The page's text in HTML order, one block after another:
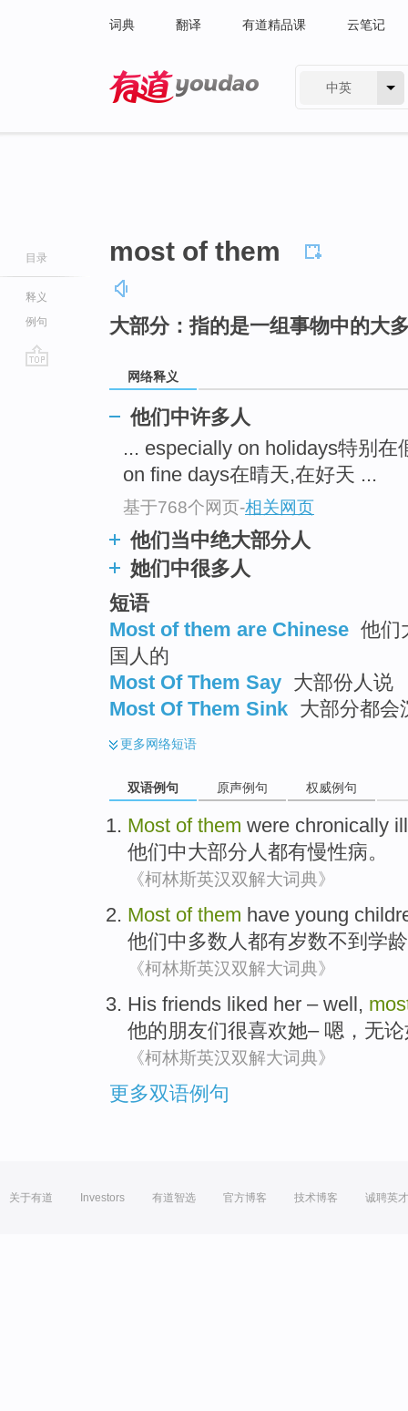
词典 翻译 有道精品课 云笔记
中英
目录
释义
例句
most of them
大部分：指的是一组事物中的大
网络释义
他们中许多人
... especially on holidays特别在
on fine days在晴天,在好天 ...
基于768个网页-相关网页
他们当中绝大部分人
她们中很多人
短语
Most of them are Chinese 他们
国人的
Most Of Them Say 大部份人说
Most Of Them Sink 大部分都会
更多网络短语
双语例句 原声例句 权威例句
Most of them were chronically ill
他们中大部分人都有慢性病。
《柯林斯英汉双解大词典》
Most of them have young
他们中 多数 人都有岁数不到 学龄
《柯林斯英汉双解大词典》
His friends liked her – well,
他的 朋友们很喜欢她– 嗯 ， 无论
《柯林斯英汉双解大词典》
更多双语例句
关于有道 Investors 有道智选 官方博客 技术博客 诚聘英才